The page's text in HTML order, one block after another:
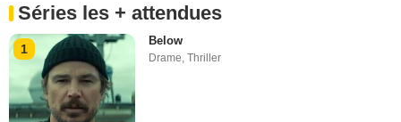
Séries les + attendues
1
Below
Drame ,Thriller